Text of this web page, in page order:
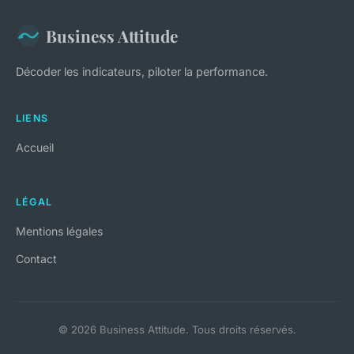
Business Attitude
Décoder les indicateurs, piloter la performance.
LIENS
Accueil
LÉGAL
Mentions légales
Contact
© 2026 Business Attitude. Tous droits réservés.